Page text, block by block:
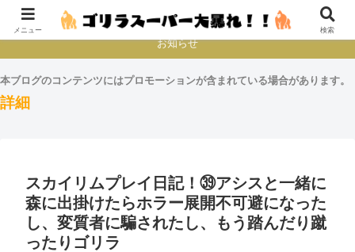
本とか映画とかゲームプレイとか
お知らせ
本ブログのコンテンツにはプロモーションが含まれている場合があります。
詳細
スカイリムプレイ日記！㊴アシスと一緒に
森に出掛けたらホラー展開不可避になった
し、変質者に騙されたし、もう踏んだり蹴
ったりゴリラ
メニュー 検索